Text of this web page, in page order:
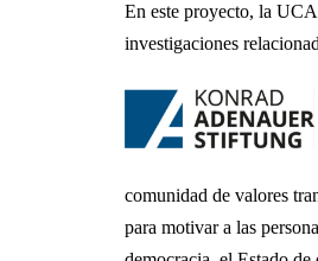
En este proyecto, la
investigaciones
comunidad de valores
para motivar a las